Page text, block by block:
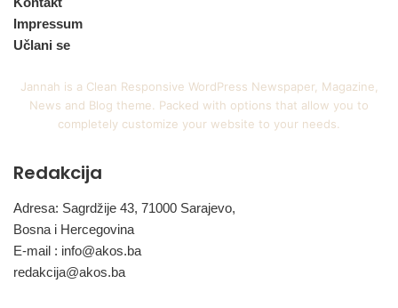
Impressum
Učlani se
Jannah is a Clean Responsive WordPress Newspaper, Magazine,
News and Blog theme. Packed with options that allow you to
completely customize your website to your needs.
Redakcija
Adresa: Sagrdžije 43, 71000 Sarajevo,
Bosna i Hercegovina
E-mail : info@akos.ba
redakcija@akos.ba